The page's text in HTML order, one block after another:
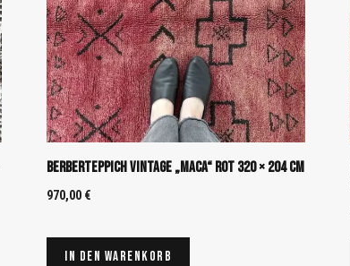
Berberteppich Vintage „Maca“ Rot 320 × 204 cm
970,00 €
In den Warenkorb